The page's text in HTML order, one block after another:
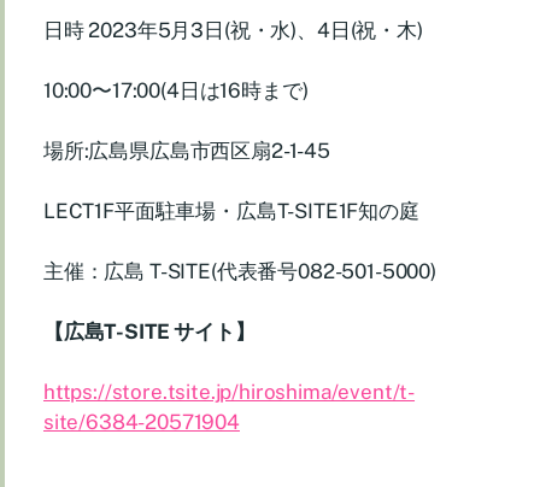
日時 2023年5月3日(祝・水)、4日(祝・木)
10:00〜17:00(4日は16時まで)
場所:広島県広島市西区扇2-1-45
LECT1F平面駐車場・広島T-SITE1F知の庭
主催：広島 T-SITE(代表番号082-501-5000)
【広島T-SITE サイト】
https://store.tsite.jp/hiroshima/event/t-
site/6384-20571904